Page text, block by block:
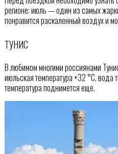
регионе: июль — один из самых
понравится раскаленный воздух и
ТУНИС
В любимом многими россиянами
июльская температура +32 °C, вода
температура поднимется еще.